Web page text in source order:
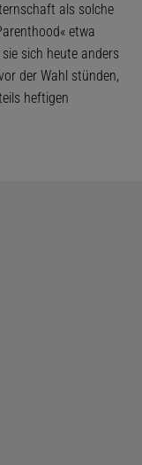
als solche
etwa
sich heute anders
der Wahl stünden,
heftigen